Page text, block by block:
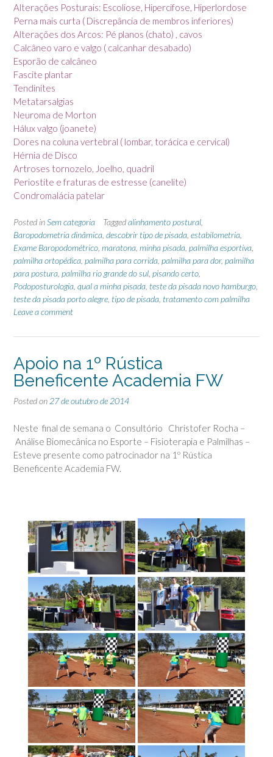
Alterações Posturais: Escoliose, Hipercifose, Hiperlordose
Perna mais curta ( Discrepância de membros inferiores)
Alterações dos Arcos: Pé planos (chato) , cavos
Calcâneo varo e valgo ( calcanhar desabado)
Esporão de calcâneo
Fascite plantar
Tendinites
Metatarsalgias
Neuroma de Morton
Hálux valgo (joanete)
Dores na coluna vertebral ( lombar, torácica e cervical)
Hérnia de Disco
Artroses tornozelo, Joelho, quadril
Periostite e fraturas de estresse (canelite)
Condromalácia patelar
Posted inSem categoria Taggedalinhamento postural,
Baropodometria dinâmica, descobrir tipo de pisada, estabilometria,
Exame Baropodométrico, maratona, minha pisada, palmilha esportiva,
palmilha ortopédica, palmilha para corrida, palmilha para dor, palmilha
para postura, palmilha rio grande do sul, pisando certo,
Podoposturologia, qual a minha pisada, teste da pisada novo hamburgo,
teste da pisada porto alegre, tipo de pisada, tratamento com palmilha
Leave a comment
Apoio na 1º Rústica
Beneficente Academia FW
Posted on27 de outubro de 2014
Neste final de semana o Consultório Christofer Rocha –
Análise Biomecânica no Esporte – Fisioterapia e Palmilhas –
Esteve presente como patrocinador na 1º Rústica
Beneficente Academia FW.